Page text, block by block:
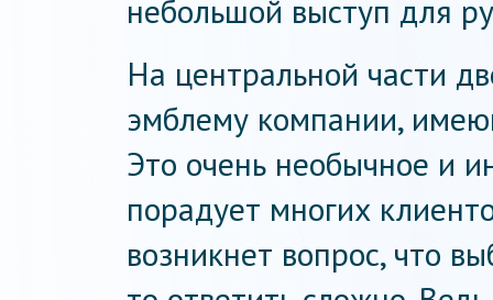
небольшой выступ для
На центральной части
эмблему компании,
Это очень необычное и
порадует многих
возникнет вопрос, что